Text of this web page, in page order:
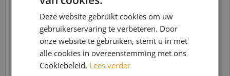
In verband met de vakantie periode zijn wij
t/m 14 augustus telefonisch helaas niet
bereikbaar.
Bestelling worden uiteraard verwerkt
echter iets minder snel dan wat je van ons
Deze website gebruikt cookies om uw
gebruikerservaring te verbeteren. Door
onze website te gebruiken, stemt u in met
alle cookies in overeenstemming met ons
Cookiebeleid. Lees verder